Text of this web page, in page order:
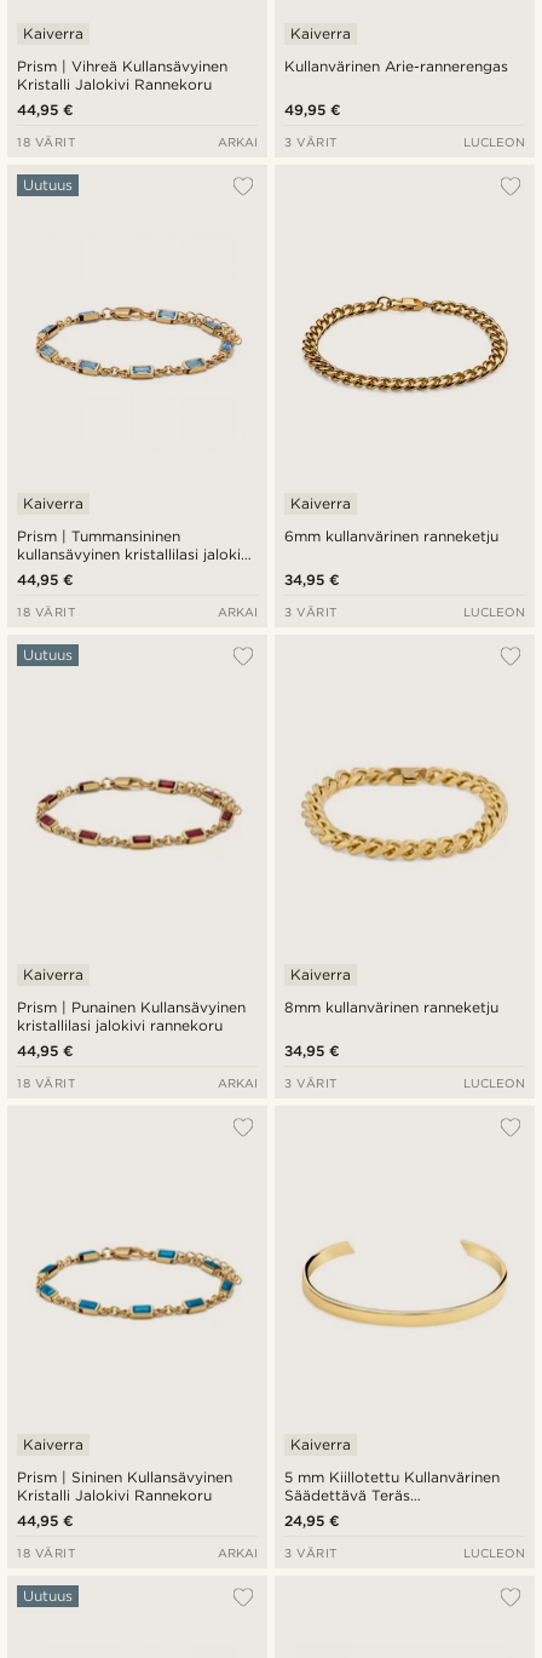
Prism | Vihreä Kullansävyinen
Kristalli Jalokivi Rannekoru
Kaiverra
44,95 €
18 VÄRIT ARKAI
Kullanvärinen Arie-rannerengas
Kaiverra
49,95 €
3 VÄRIT LUCLEON
Prism | Tummansininen
kullansävyinen kristallilasi jalokivi
rannekoru
Uutuus
Kaiverra
44,95 €
18 VÄRIT ARKAI
6mm kullanvärinen ranneketju
Kaiverra
34,95 €
3 VÄRIT LUCLEON
Prism | Punainen Kullansävyinen
kristallilasi jalokivi rannekoru
Uutuus
Kaiverra
44,95 €
18 VÄRIT ARKAI
8mm kullanvärinen ranneketju
Kaiverra
34,95 €
3 VÄRIT LUCLEON
Prism | Sininen Kullansävyinen
Kristalli Jalokivi Rannekoru
Kaiverra
44,95 €
18 VÄRIT ARKAI
5 mm Kiillotettu Kullanvärinen
Säädettävä Teräs
Avorannerengas
Kaiverra
24,95 €
3 VÄRIT LUCLEON
Uutuus